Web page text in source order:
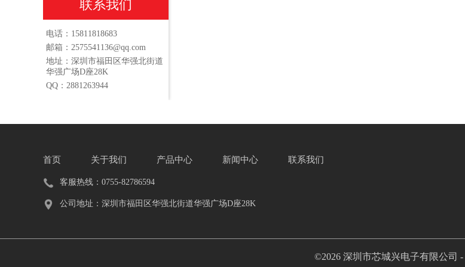
联系我们
电话：15811818683
邮箱：2575541136@qq.com
地址：深圳市福田区华强北街道
华强广场D座28K
QQ：2881263944
首页 关于我们 产品中心 新闻中心 联系我们
客服热线：0755-82786594
公司地址：深圳市福田区华强北街道华强广场D座28K
©2026 深圳市芯城兴电子有限公司 -